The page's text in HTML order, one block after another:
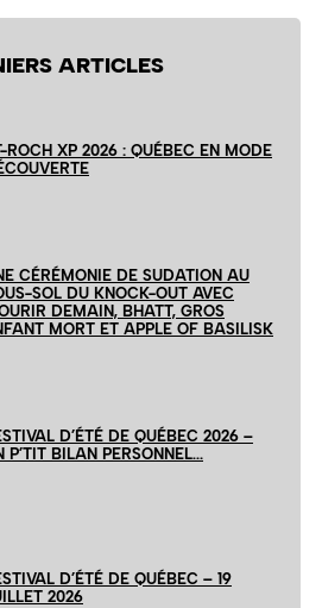
ARTICLES
ROCH XP 2026 : QUÉBEC EN MODE
CÉRÉMONIE DE SUDATION AU
SOL DU KNOCK-OUT AVEC
DEMAIN, BHATT, GROS
MORT ET APPLE OF BASILISK
D’ÉTÉ DE QUÉBEC 2026 –
P’TIT BILAN PERSONNEL…
D’ÉTÉ DE QUÉBEC – 19
2026